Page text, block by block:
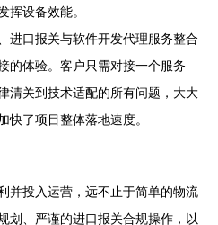
挥设备效能。
进口报关与软件开发代理服务整合
的体验。客户只需对接一个服务
清关到技术适配的所有问题，大大
快了项目整体落地速度。
并投入运营，远不止于简单的物流
划、严谨的进口报关合规操作，以